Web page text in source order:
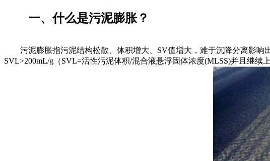
一、什么是污泥膨胀？
污泥膨胀指污泥结构松散、体积增大、SV值增大，难于沉降分离影响
SVL>200mL/g（SVL=活性污泥体积/混合液悬浮固体浓度(MLSS)并且继续